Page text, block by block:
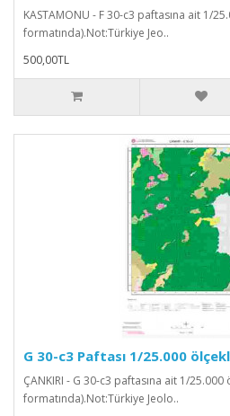
KASTAMONU - F 30-c3 paftasına ait 1/
formatında).Not:Türkiye Jeo..
500,00TL
G 30-c3 Paftası 1/25.000
ÇANKIRI - G 30-c3 paftasına ait 1/25.000
formatında).Not:Türkiye Jeolo..